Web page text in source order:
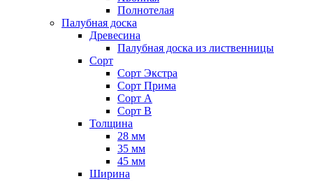
Полнотелая
Палубная доска
Древесина
Палубная доска из лиственницы
Сорт
Сорт Экстра
Сорт Прима
Сорт A
Сорт B
Толщина
28 мм
35 мм
45 мм
Ширина